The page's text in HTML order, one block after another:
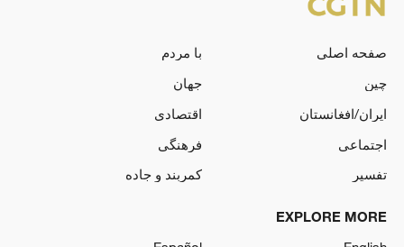
صفحه اصلی
با مردم
چین
جهان
ایران/افغانستان
اقتصادی
اجتماعی
فرهنگی
تفسیر
کمربند و جاده
EXPLORE MORE